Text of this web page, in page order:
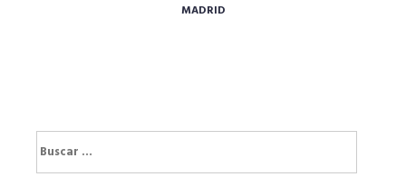
MADRID
Buscar: